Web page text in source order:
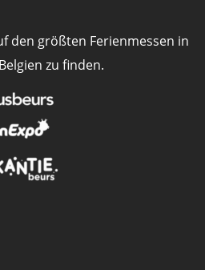
den größten Ferienmessen in
zu finden.